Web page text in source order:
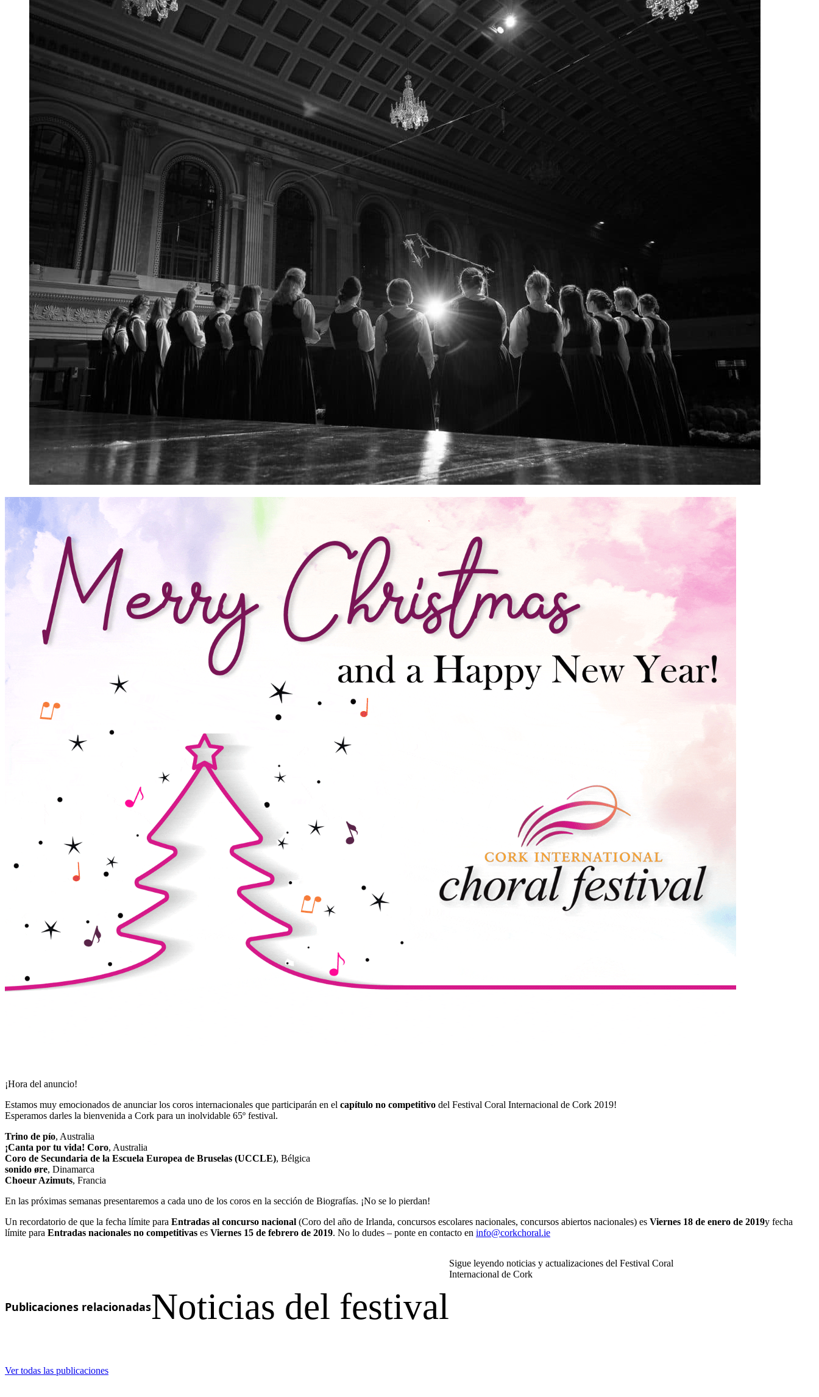
¡Hora del anuncio!
Estamos muy emocionados de anunciar los coros internacionales que participarán en el capítulo no competitivo del Festival Coral Internacional de Cork 2019!
Esperamos darles la bienvenida a Cork para un inolvidable 65º festival.
Trino de pío, Australia
¡Canta por tu vida! Coro, Australia
Coro de Secundaria de la Escuela Europea de Bruselas (UCCLE), Bélgica
sonido øre, Dinamarca
Choeur Azimuts, Francia
En las próximas semanas presentaremos a cada uno de los coros en la sección de Biografías. ¡No se lo pierdan!
Un recordatorio de que la fecha límite para Entradas al concurso nacional (Coro del año de Irlanda, concursos escolares nacionales, concursos abiertos nacionales) es Viernes 18 de enero de 2019y fecha
límite para Entradas nacionales no competitivas es Viernes 15 de febrero de 2019. No lo dudes – ponte en contacto en info@corkchoral.ie
Publicaciones relacionadasNoticias del festival
Sigue leyendo noticias y actualizaciones del Festival Coral
Internacional de Cork
Ver todas las publicaciones